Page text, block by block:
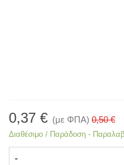
0,37 € (με ΦΠΑ) 0,50 €
Διαθέσιμο / Παράδοση -
-